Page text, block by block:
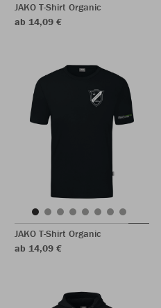
JAKO T-Shirt Organic
ab 14,09 €
JAKO T-Shirt Organic
ab 14,09 €